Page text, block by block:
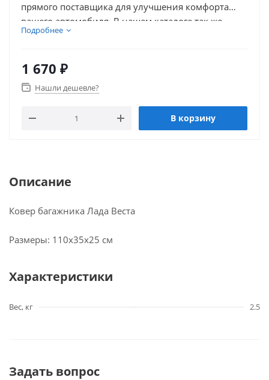
прямого поставщика для улучшения комфорта
вашего автомобиля. В нашем каталоге так же
присутствует множество товаров для внешнего
Подробнее
1 670 ₽
Нашли дешевле?
В корзину
Описание
Ковер багажника Лада Веста
Размеры: 110x35x25 см
Характеристики
Вес, кг 2.5
Задать вопрос